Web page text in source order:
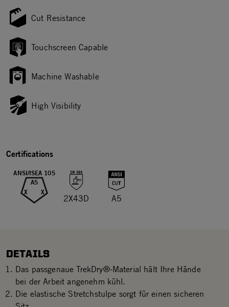
Cut Resistance
Touchscreen Capable
Machine Washable
High Visibility
Certifications
ANSI/ISEA 105
A5
X X
2X43D A5
DETAILS
Das passgenaue TrekDry®-Material hält Ihre Hände
bei der Arbeit angenehm kühl.
Die elastische Stretchstulpe sorgt für einen sicheren